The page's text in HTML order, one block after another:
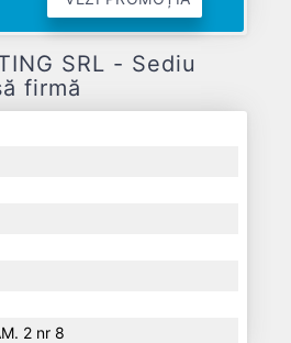
SRL - Sediu
firmă
2 nr 8